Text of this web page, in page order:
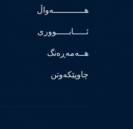
هــــــــــــەواڵ
ئـــــابـــــووری
هــەمەڕەنگ
چاوپێکەوتن